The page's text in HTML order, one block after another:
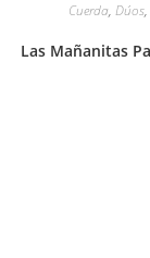
Cuerda, Dúos,
Las Mañanitas